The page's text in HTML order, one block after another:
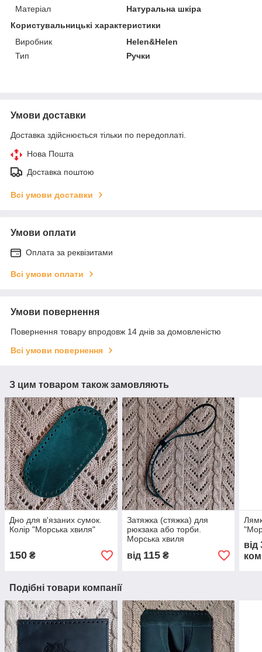
Матеріал
Натуральна шкіра
Користувальницькі характеристики
Виробник
Helen&Helen
Тип
Ручки
Умови доставки
Доставка здійснюється тільки по передоплаті.
Нова Пошта
Доставка поштою
Всі умови доставки
Умови оплати
Оплата за реквізитами
Всі умови оплати
Умови повернення
Повернення товару впродовж 14 днів за домовленістю
Всі умови повернення
З цим товаром також замовляють
Дно для в'язаних сумок.
Колір "Морська хвиля"
150 ₴
Затяжка (стяжка) для
рюкзака або торби.
Морська хвиля
від 115₴
від
Подібні товари компанії